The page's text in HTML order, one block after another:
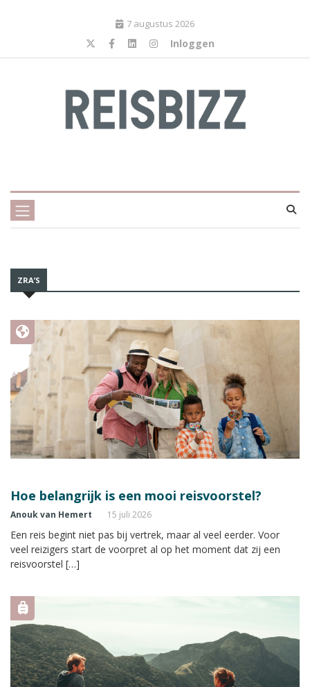
7 augustus 2026
Inloggen
ZRA’S
Hoe belangrijk is een mooi reisvoorstel?
Anouk van Hemert 15 juli 2026
Een reis begint niet pas bij vertrek, maar al veel eerder. Voor
veel reizigers start de voorpret al op het moment dat zij een
reisvoorstel […]